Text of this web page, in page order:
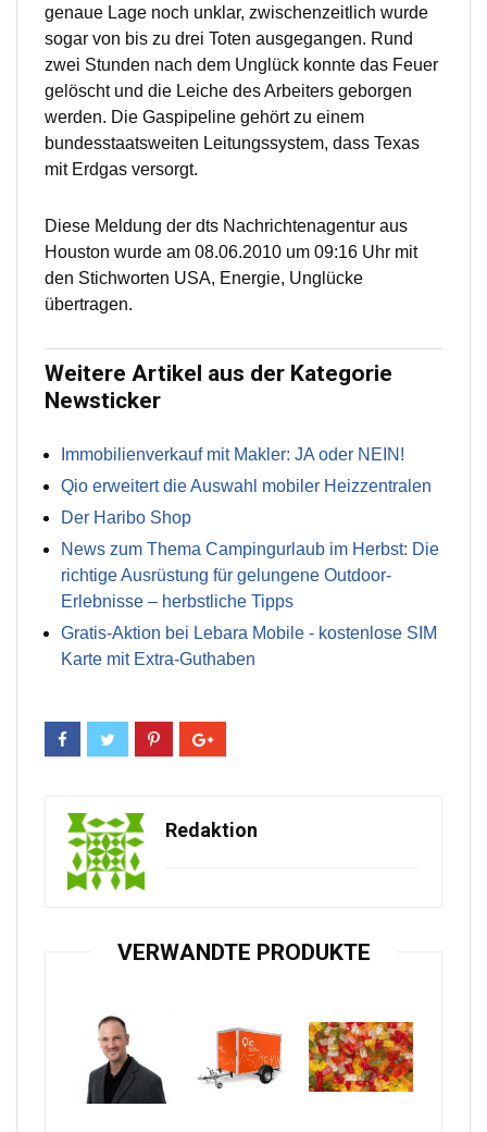
genaue Lage noch unklar, zwischenzeitlich wurde
sogar von bis zu drei Toten ausgegangen. Rund
zwei Stunden nach dem Unglück konnte das Feuer
gelöscht und die Leiche des Arbeiters geborgen
werden. Die Gaspipeline gehört zu einem
bundesstaatsweiten Leitungssystem, dass Texas
mit Erdgas versorgt.
Diese Meldung der dts Nachrichtenagentur aus
Houston wurde am 08.06.2010 um 09:16 Uhr mit
den Stichworten USA, Energie, Unglücke
übertragen.
Weitere Artikel aus der Kategorie
Newsticker
Immobilienverkauf mit Makler: JA oder NEIN!
Qio erweitert die Auswahl mobiler Heizzentralen
Der Haribo Shop
News zum Thema Campingurlaub im Herbst: Die
richtige Ausrüstung für gelungene Outdoor-
Erlebnisse – herbstliche Tipps
Gratis-Aktion bei Lebara Mobile - kostenlose SIM
Karte mit Extra-Guthaben
Redaktion
VERWANDTE PRODUKTE